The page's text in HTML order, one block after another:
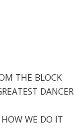
THE BLOCK
DANCER
WE DO IT